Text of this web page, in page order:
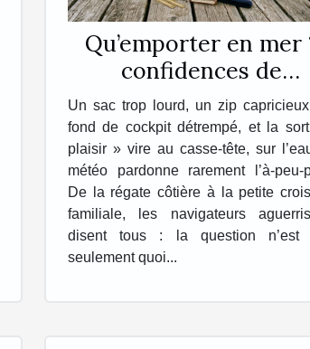
Qu’emporter en mer
confidences de
navigateurs sur leur
idéal
Un sac trop lourd, un zip
fond de cockpit détrempé, et la
plaisir » vire au casse-tête, sur
météo pardonne rarement l’à-peu-
De la régate côtière à la petite
familiale, les navigateurs
disent tous : la question n’est
seulement quoi...